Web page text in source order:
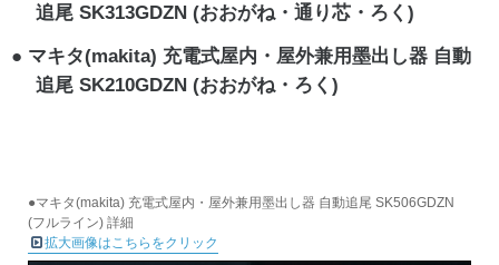
追尾 SK313GDZN (おおがね・通り芯・ろく)
マキタ(makita) 充電式屋内・屋外兼用墨出し器 自動
追尾 SK210GDZN (おおがね・ろく)
●マキタ(makita) 充電式屋内・屋外兼用墨出し器 自動追尾 SK506GDZN
(フルライン) 詳細
拡大画像はこちらをクリック